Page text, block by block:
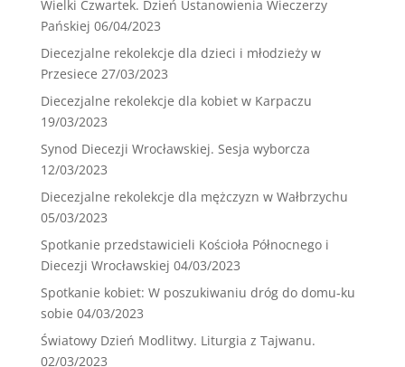
Wielki Czwartek. Dzień Ustanowienia Wieczerzy
Pańskiej 06/04/2023
Diecezjalne rekolekcje dla dzieci i młodzieży w
Przesiece 27/03/2023
Diecezjalne rekolekcje dla kobiet w Karpaczu
19/03/2023
Synod Diecezji Wrocławskiej. Sesja wyborcza
12/03/2023
Diecezjalne rekolekcje dla mężczyzn w Wałbrzychu
05/03/2023
Spotkanie przedstawicieli Kościoła Północnego i
Diecezji Wrocławskiej 04/03/2023
Spotkanie kobiet: W poszukiwaniu dróg do domu-ku
sobie 04/03/2023
Światowy Dzień Modlitwy. Liturgia z Tajwanu.
02/03/2023